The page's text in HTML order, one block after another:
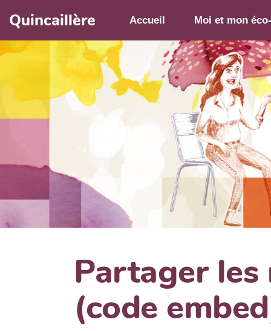
Aller au contenu principal
Quincaillère Accueil Moi et mon
Partager
(code